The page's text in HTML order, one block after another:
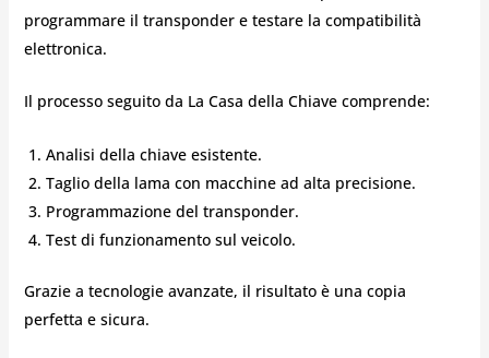
programmare il transponder e testare la compatibilità
elettronica.
Il processo seguito da La Casa della Chiave comprende:
Analisi della chiave esistente.
Taglio della lama con macchine ad alta precisione.
Programmazione del transponder.
Test di funzionamento sul veicolo.
Grazie a tecnologie avanzate, il risultato è una copia
perfetta e sicura.